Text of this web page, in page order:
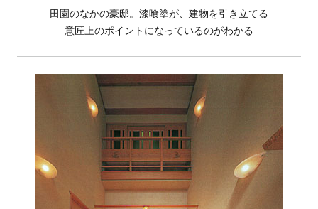
田園のなかの豪邸。漆喰塗が、建物を引き立てる
意匠上のポイントになっているのがわかる